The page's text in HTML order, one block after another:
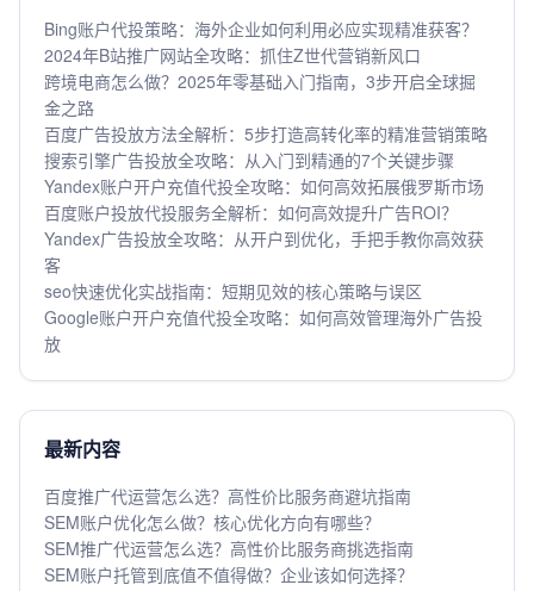
Bing账户代投策略：海外企业如何利用必应实现精准获客？
2024年B站推广网站全攻略：抓住Z世代营销新风口
跨境电商怎么做？2025年零基础入门指南，3步开启全球掘
金之路
百度广告投放方法全解析：5步打造高转化率的精准营销策略
搜索引擎广告投放全攻略：从入门到精通的7个关键步骤
Yandex账户开户充值代投全攻略：如何高效拓展俄罗斯市场
百度账户投放代投服务全解析：如何高效提升广告ROI？
Yandex广告投放全攻略：从开户到优化，手把手教你高效获
客
seo快速优化实战指南：短期见效的核心策略与误区
Google账户开户充值代投全攻略：如何高效管理海外广告投
放
最新内容
百度推广代运营怎么选？高性价比服务商避坑指南
SEM账户优化怎么做？核心优化方向有哪些？
SEM推广代运营怎么选？高性价比服务商挑选指南
SEM账户托管到底值不值得做？企业该如何选择？